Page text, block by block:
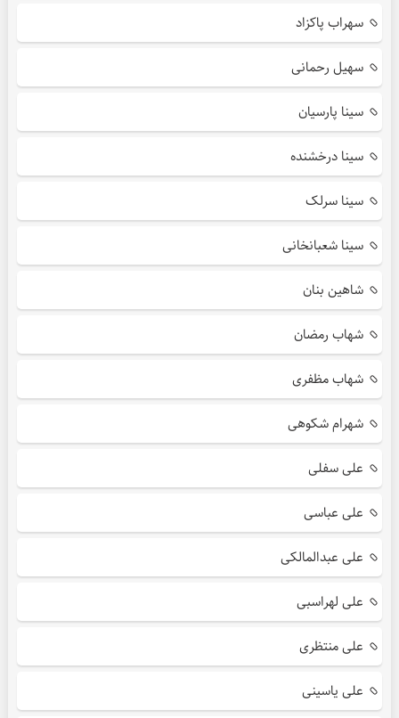
سهراب پاکزاد
سهیل رحمانی
سینا پارسیان
سینا درخشنده
سینا سرلک
سینا شعبانخانی
شاهین بنان
شهاب رمضان
شهاب مظفری
شهرام شکوهی
علی سفلی
علی عباسی
علی عبدالمالکی
علی لهراسبی
علی منتظری
علی یاسینی